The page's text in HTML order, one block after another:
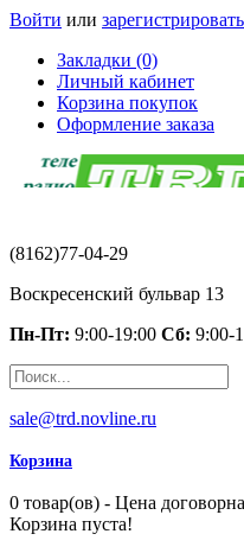
Войти или
Закладки (0)
Личный кабинет
Корзина покупок
Оформление заказа
(8162)77-04-29
Воскресенский бульвар 13
Пн-Пт: 9:00-19:00 Сб: 9:00-
sale@trd.novline.ru
Корзина
0 товар(ов) - Цена
Корзина пуста!